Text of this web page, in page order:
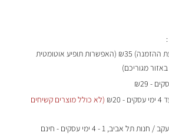
₪35 (האפשרות תופיע אוטומטית
מגוריכם)
(לא כולל מוצרים קשיחים
תל אביב, 1 - 4 ימי עסקים - חינם